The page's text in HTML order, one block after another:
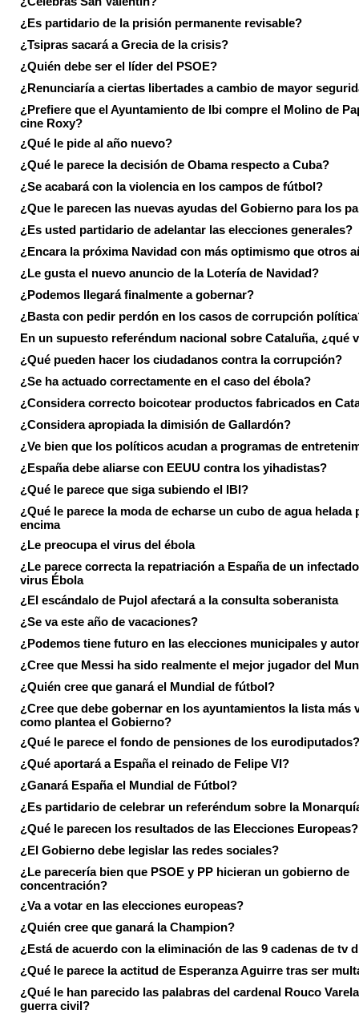
¿Es partidario de la prisión permanente revisable?
¿Tsipras sacará a Grecia de la crisis?
¿Quién debe ser el líder del PSOE?
¿Renunciaría a ciertas libertades a cambio de mayor
¿Prefiere que el Ayuntamiento de Ibi compre el Molino de
cine Roxy?
¿Qué le pide al año nuevo?
¿Qué le parece la decisión de Obama respecto a Cuba?
¿Se acabará con la violencia en los campos de fútbol?
¿Que le parecen las nuevas ayudas del Gobierno para los
¿Es usted partidario de adelantar las elecciones generales?
¿Encara la próxima Navidad con más optimismo que otros
¿Le gusta el nuevo anuncio de la Lotería de Navidad?
¿Podemos llegará finalmente a gobernar?
¿Basta con pedir perdón en los casos de corrupción
En un supuesto referéndum nacional sobre Cataluña, ¿qué
¿Qué pueden hacer los ciudadanos contra la corrupción?
¿Se ha actuado correctamente en el caso del ébola?
¿Considera correcto boicotear productos fabricados en
¿Considera apropiada la dimisión de Gallardón?
¿Ve bien que los políticos acudan a programas de
¿España debe aliarse con EEUU contra los yihadistas?
¿Qué le parece que siga subiendo el IBI?
¿Qué le parece la moda de echarse un cubo de agua helada
encima
¿Le preocupa el virus del ébola
¿Le parece correcta la repatriación a España de un
virus Ébola
¿El escándalo de Pujol afectará a la consulta soberanista
¿Se va este año de vacaciones?
¿Podemos tiene futuro en las elecciones municipales y
¿Cree que Messi ha sido realmente el mejor jugador del
¿Quién cree que ganará el Mundial de fútbol?
¿Cree que debe gobernar en los ayuntamientos la lista más
como plantea el Gobierno?
¿Qué le parece el fondo de pensiones de los eurodiputados?
¿Qué aportará a España el reinado de Felipe VI?
¿Ganará España el Mundial de Fútbol?
¿Es partidario de celebrar un referéndum sobre la
¿Qué le parecen los resultados de las Elecciones Europeas?
¿El Gobierno debe legislar las redes sociales?
¿Le parecería bien que PSOE y PP hicieran un gobierno de
concentración?
¿Va a votar en las elecciones europeas?
¿Quién cree que ganará la Champion?
¿Está de acuerdo con la eliminación de las 9 cadenas de tv
¿Qué le parece la actitud de Esperanza Aguirre tras ser
¿Qué le han parecido las palabras del cardenal Rouco
guerra civil?